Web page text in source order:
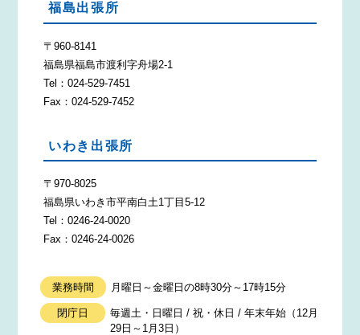
福島出張所
〒960-8141
福島県福島市渡利字舟場2-1
Tel：024-529-7451
Fax：024-529-7452
いわき出張所
〒970-8025
福島県いわき市平南白土1丁目5-12
Tel：0246-24-0020
Fax：0246-24-0026
業務時間 月曜日～金曜日の8時30分～17時15分
閉庁日
毎週土・日曜日 / 祝・休日 / 年末年始（12月
29日～1月3日）